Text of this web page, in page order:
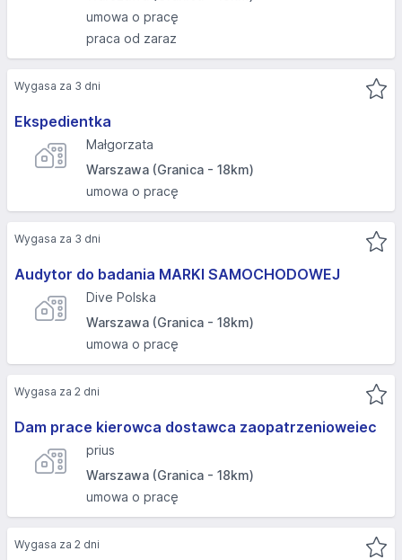
umowa o pracę
praca od zaraz
Ekspedientka
Małgorzata
Warszawa (Granica - 18km)
umowa o pracę
Wygasa za 3 dni
Audytor do badania MARKI SAMOCHODOWEJ
Dive Polska
Warszawa (Granica - 18km)
umowa o pracę
Wygasa za 3 dni
Dam prace kierowca dostawca zaopatrzenioweiec
prius
Warszawa (Granica - 18km)
umowa o pracę
Wygasa za 2 dni
Wygasa za 2 dni